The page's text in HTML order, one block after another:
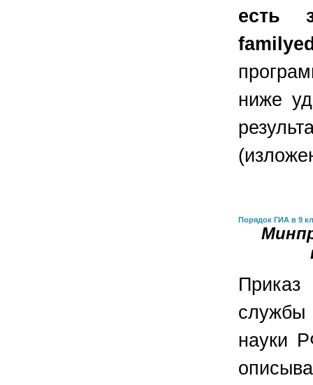
есть
ниже
Порядок ГИА в 9
науки